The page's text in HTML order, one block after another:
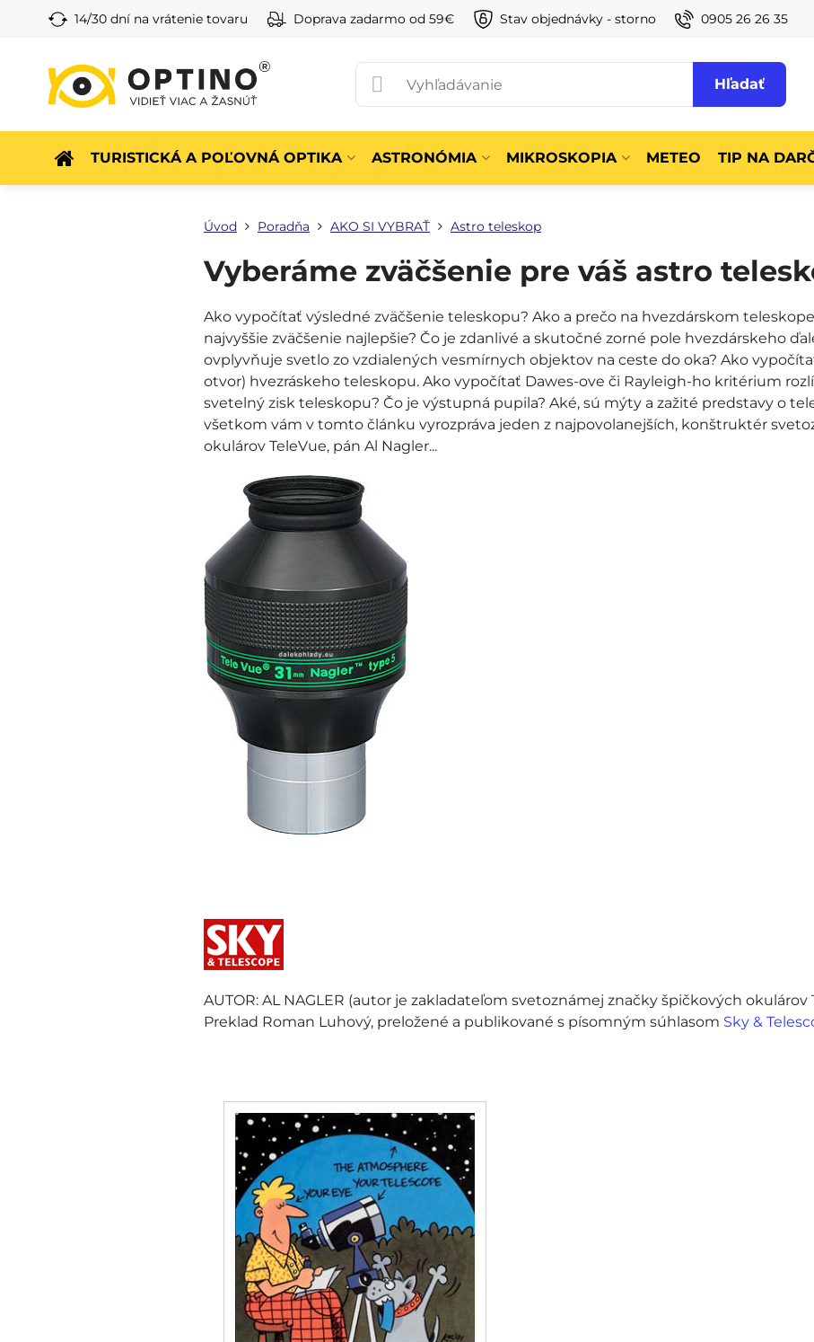
14/30 dní na vrátenie tovaru Doprava zadarmo od 59€ Stav objednávky - storno 0905 26 26 35
Hľadať
TURISTICKÁ A POĽOVNÁ OPTIKA ASTRONÓMIA MIKROSKOPIA METEO TIP NA
Úvod Poradňa AKO SI VYBRAŤ Astro teleskop
Vyberáme zväčšenie pre váš astro
Ako vypočítať výsledné zväčšenie teleskopu? Ako a prečo na hvezdárskom
najvyššie zväčšenie najlepšie? Čo je zdanlivé a skutočné zorné pole hvezdárskeho
ovplyvňuje svetlo zo vzdialených vesmírnych objektov na ceste do oka? Ako
otvor) hvezráskeho teleskopu. Ako vypočítať Dawes-ove či Rayleigh-ho kritérium
svetelný zisk teleskopu? Čo je výstupná pupila? Aké, sú mýty a zažité predstavy o
všetkom vám v tomto článku vyrozpráva jeden z najpovolanejších, konštruktér
okulárov TeleVue, pán Al Nagler...
AUTOR: AL NAGLER (autor je zakladateľom svetoznámej značky špičkových okulárov
Preklad Roman Luhový, preložené a publikované s písomným súhlasom Sky &